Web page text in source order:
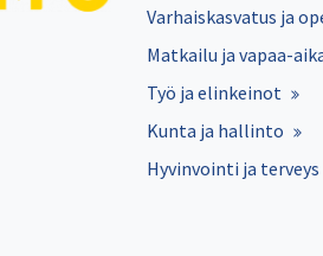
Varhaiskasvatus ja
Matkailu ja vapaa-
Työ ja elinkeinot
Kunta ja hallinto
Hyvinvointi ja terveys